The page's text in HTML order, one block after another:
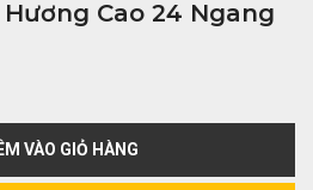
Hương Cao 24 Ngang
VÀO GIỎ HÀNG